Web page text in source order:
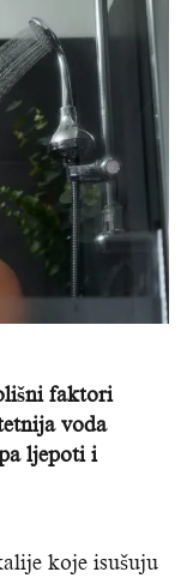
faktori
voda
ljepoti i
koje isušuju